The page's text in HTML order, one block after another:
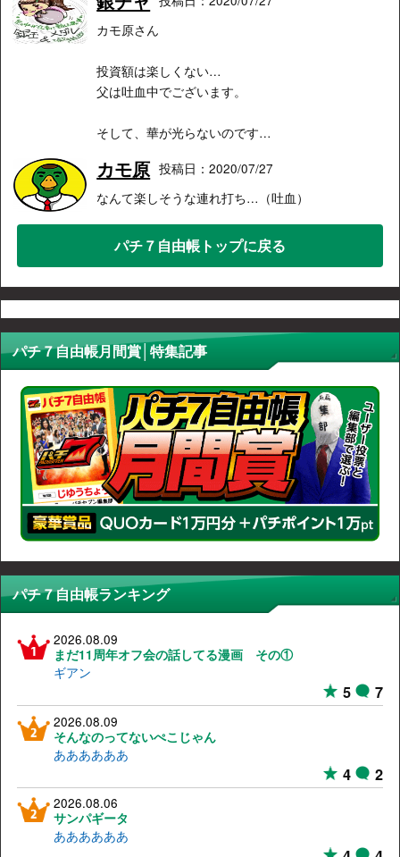
カモ原さん
投資額は楽しくない…
父は吐血中でございます。
そして、華が光らないのです…
カモ原 投稿日：2020/07/27
なんて楽しそうな連れ打ち…（吐血）
パチ７自由帳トップに戻る
パチ７自由帳月間賞│特集記事
パチ７自由帳ランキング
2026.08.09
まだ11周年オフ会の話してる漫画 その①
ギアン
5 7
2026.08.09
そんなのってないぺこじゃん
ああああああ
4 2
2026.08.06
サンパギータ
ああああああ